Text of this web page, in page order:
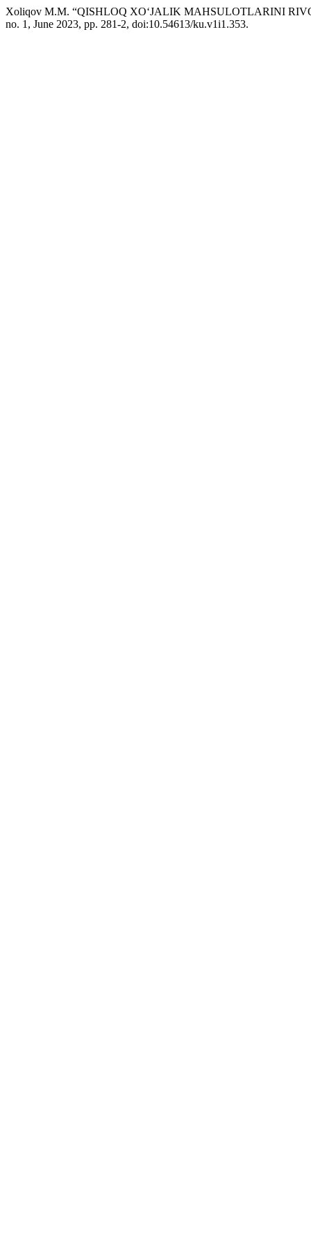
Xoliqov M.M. “QISHLOQ XO‘JALIK MAHSULOTLARINI
no. 1, June 2023, pp. 281-2, doi:10.54613/ku.v1i1.353.